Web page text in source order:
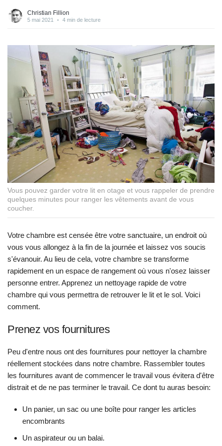
Christian Fillion
5 mai 2021 • 4 min de lecture
Vous pouvez garder votre lit en otage et vous rappeler de prendre
quelques minutes pour ranger les vêtements avant de vous
coucher.
Votre chambre est censée être votre sanctuaire, un endroit où
vous vous allongez à la fin de la journée et laissez vos soucis
s'évanouir. Au lieu de cela, votre chambre se transforme
rapidement en un espace de rangement où vous n'osez laisser
personne entrer. Apprenez un nettoyage rapide de votre
chambre qui vous permettra de retrouver le lit et le sol. Voici
comment.
Prenez vos fournitures
Peu d'entre nous ont des fournitures pour nettoyer la chambre
réellement stockées dans notre chambre. Rassembler toutes
les fournitures avant de commencer le travail vous évitera d'être
distrait et de ne pas terminer le travail. Ce dont tu auras besoin:
Un panier, un sac ou une boîte pour ranger les articles
encombrants
Un aspirateur ou un balai.